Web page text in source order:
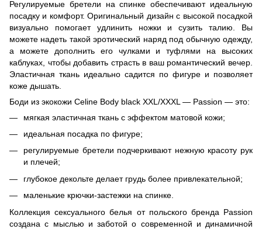
Регулируемые бретели на спинке обеспечивают идеальную
посадку и комфорт. Оригинальный дизайн с высокой посадкой
визуально помогает удлинить ножки и сузить талию. Вы
можете надеть такой эротический наряд под обычную одежду,
а можете дополнить его чулками и туфлями на высоких
каблуках, чтобы добавить страсть в ваш романтический вечер.
Эластичная ткань идеально садится по фигуре и позволяет
коже дышать.
Боди из экокожи Celine Body black XXL/XXXL — Passion — это:
мягкая эластичная ткань с эффектом матовой кожи;
идеальная посадка по фигуре;
регулируемые бретели подчеркивают нежную красоту рук
и плечей;
глубокое декольте делает грудь более привлекательной;
маленькие крючки-застежки на спинке.
Коллекция сексуального белья от польского бренда Passion
создана с мыслью и заботой о современной и динамичной